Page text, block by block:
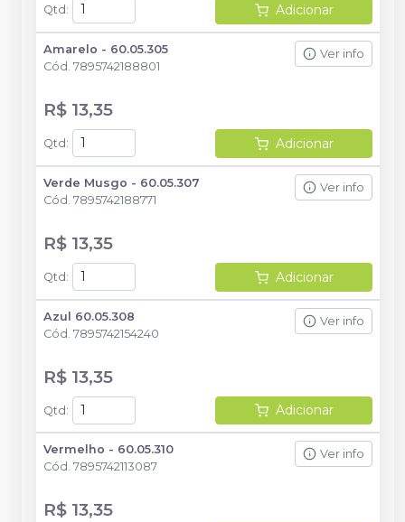
Qtd : Adicionar
Amarelo - 60.05.305
Cód. 7895742188801
Ver info
R$ 13,35
Qtd : Adicionar
Verde Musgo - 60.05.307
Cód. 7895742188771
Ver info
R$ 13,35
Qtd : Adicionar
Azul 60.05.308
Cód. 7895742154240
Ver info
R$ 13,35
Qtd: Adicionar
Vermelho - 60.05.310
Cód. 7895742113087
Ver info
R$ 13,35